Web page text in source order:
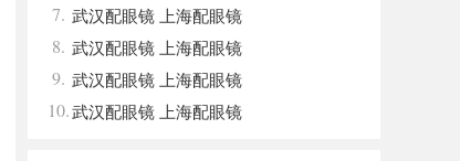
7. 武汉配眼镜 上海配眼镜
8. 武汉配眼镜 上海配眼镜
9. 武汉配眼镜 上海配眼镜
10.武汉配眼镜 上海配眼镜